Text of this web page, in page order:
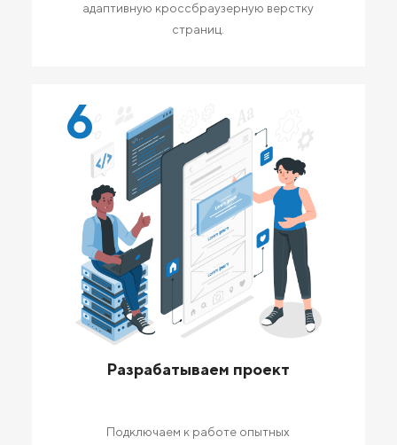
адаптивную кроссбраузерную верстку
страниц.
6
Разрабатываем проект
Подключаем к работе опытных